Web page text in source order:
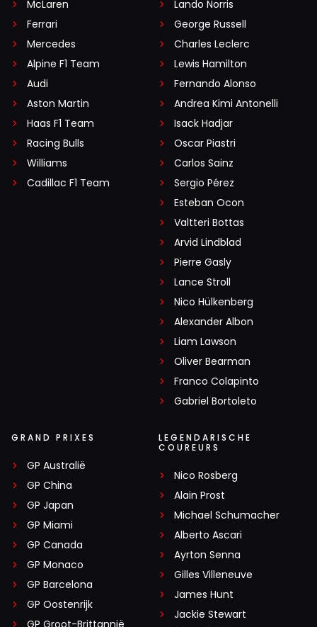
McLaren
Ferrari
Mercedes
Alpine F1 Team
Audi
Aston Martin
Haas F1 Team
Racing Bulls
Williams
Cadillac F1 Team
Lando Norris
George Russell
Charles Leclerc
Lewis Hamilton
Fernando Alonso
Andrea Kimi Antonelli
Isack Hadjar
Oscar Piastri
Carlos Sainz
Sergio Pérez
Esteban Ocon
Valtteri Bottas
Arvid Lindblad
Pierre Gasly
Lance Stroll
Nico Hülkenberg
Alexander Albon
Liam Lawson
Oliver Bearman
Franco Colapinto
Gabriel Bortoleto
GRAND PRIXES
GP Australië
GP China
GP Japan
GP Miami
GP Canada
GP Monaco
GP Barcelona
GP Oostenrijk
LEGENDARISCHE
COUREURS
Nico Rosberg
Alain Prost
Michael Schumacher
Alberto Ascari
Ayrton Senna
Gilles Villeneuve
James Hunt
Jackie Stewart